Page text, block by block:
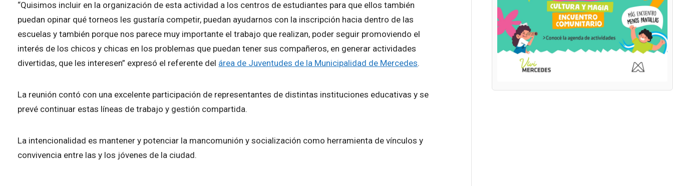
“Quisimos incluir en la organización de esta actividad a los centros de estudiantes para que ellos también
puedan opinar qué torneos les gustaría competir, puedan ayudarnos con la inscripción hacia dentro de las
escuelas y también porque nos parece muy importante el trabajo que realizan, poder seguir promoviendo el
interés de los chicos y chicas en los problemas que puedan tener sus compañeros, en generar actividades
divertidas, que les interesen” expresó el referente del área de Juventudes de la Municipalidad de Mercedes.
La reunión contó con una excelente participación de representantes de distintas instituciones educativas y se
prevé continuar estas líneas de trabajo y gestión compartida.
La intencionalidad es mantener y potenciar la mancomunión y socialización como herramienta de vínculos y
convivencia entre las y los jóvenes de la ciudad.